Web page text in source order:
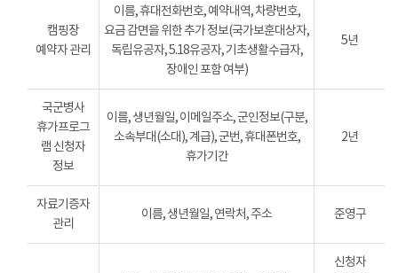
캠핑장
예약자 관리
이름, 휴대전화번호, 예약내역, 차량번호,
요금 감면을 위한 추가 정보(국가보훈대상자,
독립유공자, 5.18유공자, 기초생활수급자,
장애인 포함 여부)
5년
국군병사
휴가프로그
램 신청자
정보
이름, 생년월일, 이메일주소, 군인정보(구분,
소속부대(소대), 계급), 군번, 휴대폰번호,
휴가기간
2년
자료기증자
관리
이름, 생년월일, 연락처, 주소 준영구
신청자